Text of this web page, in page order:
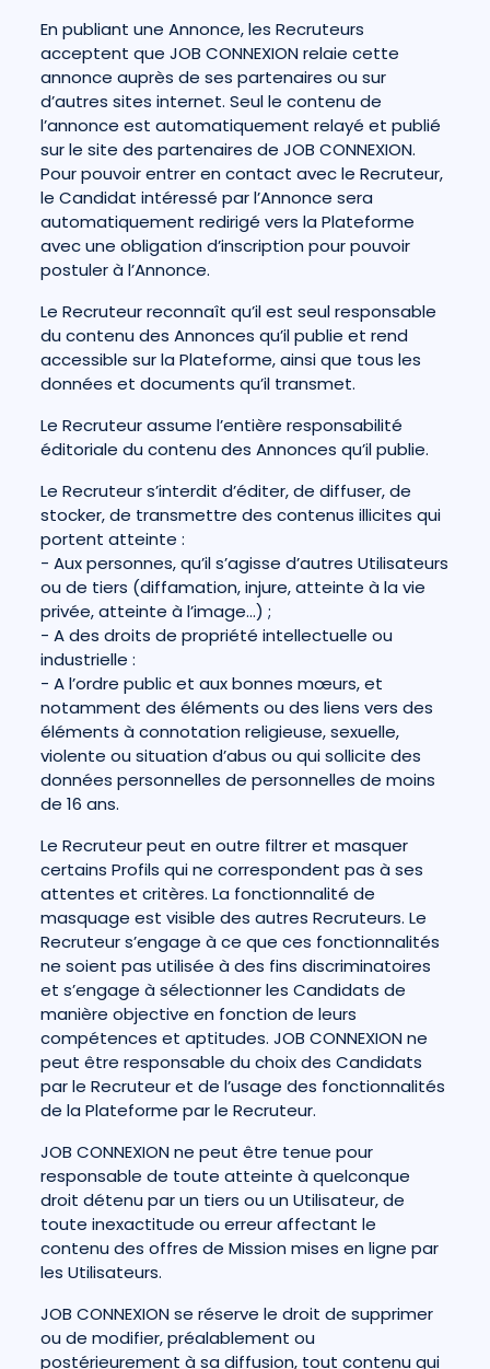
En publiant une Annonce, les Recruteurs
acceptent que JOB CONNEXION relaie cette
annonce auprès de ses partenaires ou sur
d’autres sites internet. Seul le contenu de
l’annonce est automatiquement relayé et publié
sur le site des partenaires de JOB CONNEXION.
Pour pouvoir entrer en contact avec le Recruteur,
le Candidat intéressé par l’Annonce sera
automatiquement redirigé vers la Plateforme
avec une obligation d’inscription pour pouvoir
postuler à l’Annonce.
Le Recruteur reconnaît qu’il est seul responsable
du contenu des Annonces qu’il publie et rend
accessible sur la Plateforme, ainsi que tous les
données et documents qu’il transmet.
Le Recruteur assume l’entière responsabilité
éditoriale du contenu des Annonces qu’il publie.
Le Recruteur s’interdit d’éditer, de diffuser, de
stocker, de transmettre des contenus illicites qui
portent atteinte :
- Aux personnes, qu’il s’agisse d’autres Utilisateurs
ou de tiers (diffamation, injure, atteinte à la vie
privée, atteinte à l’image…) ;
- A des droits de propriété intellectuelle ou
industrielle :
- A l’ordre public et aux bonnes mœurs, et
notamment des éléments ou des liens vers des
éléments à connotation religieuse, sexuelle,
violente ou situation d’abus ou qui sollicite des
données personnelles de personnelles de moins
de 16 ans.
Le Recruteur peut en outre filtrer et masquer
certains Profils qui ne correspondent pas à ses
attentes et critères. La fonctionnalité de
masquage est visible des autres Recruteurs. Le
Recruteur s’engage à ce que ces fonctionnalités
ne soient pas utilisée à des fins discriminatoires
et s’engage à sélectionner les Candidats de
manière objective en fonction de leurs
compétences et aptitudes. JOB CONNEXION ne
peut être responsable du choix des Candidats
par le Recruteur et de l’usage des fonctionnalités
de la Plateforme par le Recruteur.
JOB CONNEXION ne peut être tenue pour
responsable de toute atteinte à quelconque
droit détenu par un tiers ou un Utilisateur, de
toute inexactitude ou erreur affectant le
contenu des offres de Mission mises en ligne par
les Utilisateurs.
JOB CONNEXION se réserve le droit de supprimer
ou de modifier, préalablement ou
postérieurement à sa diffusion, tout contenu qui